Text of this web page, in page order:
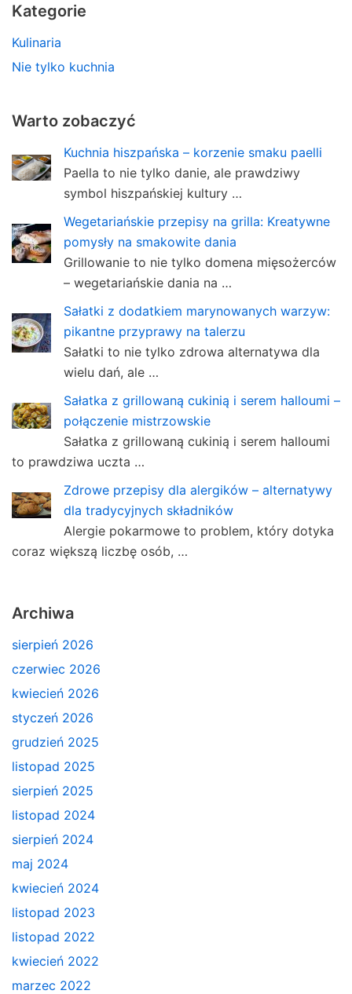
Kategorie
Kulinaria
Nie tylko kuchnia
Warto zobaczyć
Kuchnia hiszpańska – korzenie smaku paelli
Paella to nie tylko danie, ale prawdziwy
symbol hiszpańskiej kultury …
Wegetariańskie przepisy na grilla: Kreatywne
pomysły na smakowite dania
Grillowanie to nie tylko domena mięsożerców
– wegetariańskie dania na …
Sałatki z dodatkiem marynowanych warzyw:
pikantne przyprawy na talerzu
Sałatki to nie tylko zdrowa alternatywa dla
wielu dań, ale …
Sałatka z grillowaną cukinią i serem halloumi –
połączenie mistrzowskie
Sałatka z grillowaną cukinią i serem halloumi
to prawdziwa uczta …
Zdrowe przepisy dla alergików – alternatywy
dla tradycyjnych składników
Alergie pokarmowe to problem, który dotyka
coraz większą liczbę osób, …
Archiwa
sierpień 2026
czerwiec 2026
kwiecień 2026
styczeń 2026
grudzień 2025
listopad 2025
sierpień 2025
listopad 2024
sierpień 2024
maj 2024
kwiecień 2024
listopad 2023
listopad 2022
kwiecień 2022
marzec 2022